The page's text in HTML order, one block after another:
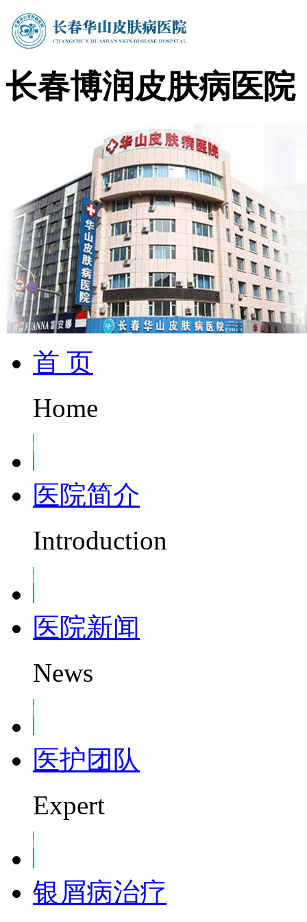
长春博润皮肤病医院
首 页
Home
医院简介
Introduction
医院新闻
News
医护团队
Expert
银屑病治疗